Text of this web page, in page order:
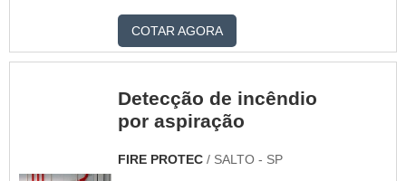
orçamento por meio do
maior marketplace da
américa latina e
referência no mercado em
seu próprio
é por detector de fumaça
COTAR AGORA
Detecção de incêndio
por aspiração
FIRE PROTEC / SALTO - SP